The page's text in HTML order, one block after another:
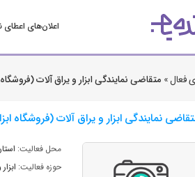
اعلان‌های اعطای
فعال » متقاضی نمایندگی ابزار و یراق آلات
نمایندگی ابزار و یراق آلات (فروشگاه
محل فعالیت:
حوزه فعالیت: